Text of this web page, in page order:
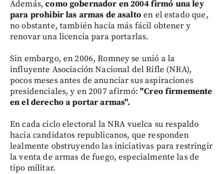
Además,como gobernador en 2004 firmó una ley
para prohibir las armas de asalto en el estado que,
no obstante, también hacía más fácil obtener y
renovar una licencia para portarlas.
Sin embargo, en 2006, Romney se unió a la
influyente Asociación Nacional del Rifle (NRA),
pocos meses antes de anunciar sus aspiraciones
presidenciales, y en 2007 afirmó:"Creo firmemente
en el derecho a portar armas".
En cada ciclo electoral la NRA vuelca su respaldo
hacia candidatos republicanos, que responden
lealmente obstruyendo las iniciativas para restringir
la venta de armas de fuego, especialmente las de
tipo militar.